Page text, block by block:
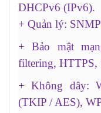
DHCPv6 (IPv6).
+ Quản lý:
+ Bảo mật
filtering,
+ Không dây:
(TKIP / AES),